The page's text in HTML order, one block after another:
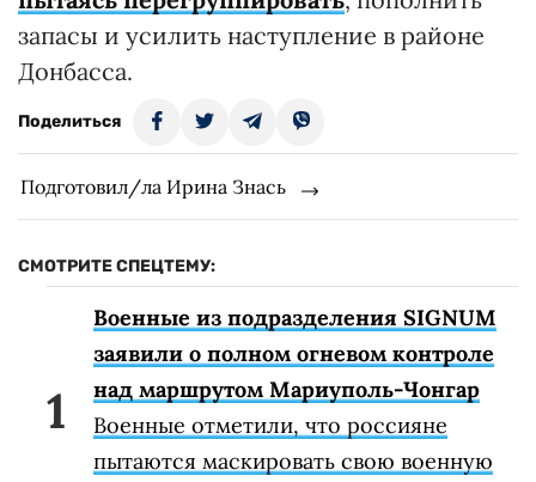
запасы и усилить наступление в районе
Донбасса.
Поделиться
Подготовил/ла Ирина Знась
СМОТРИТЕ СПЕЦТЕМУ:
Военные из подразделения SIGNUM
заявили о полном огневом контроле
над маршрутом Мариуполь-Чонгар
Военные отметили, что россияне
пытаются маскировать свою военную